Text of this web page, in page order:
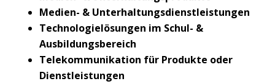
Medien- & Unterhaltungsdienstleistungen
Technologielösungen im Schul- &
Ausbildungsbereich
Telekommunikation für Produkte oder
Dienstleistungen